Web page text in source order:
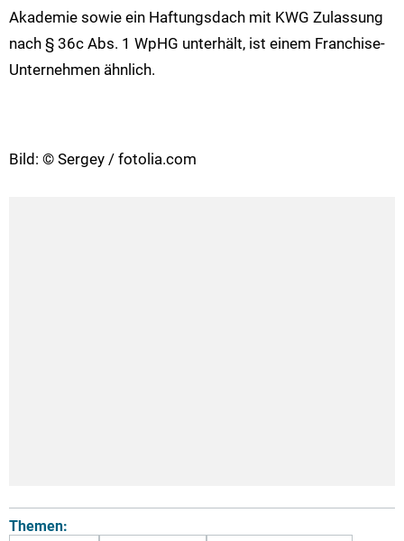
Akademie sowie ein Haftungsdach mit KWG Zulassung
nach § 36c Abs. 1 WpHG unterhält, ist einem Franchise-
Unternehmen ähnlich.
Bild: © Sergey / fotolia.com
Themen: